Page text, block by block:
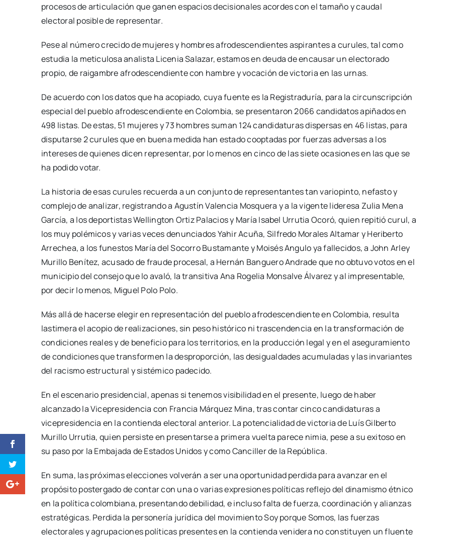
procesos de articulación que ganen espacios decisionales acordes con el tamaño y caudal
electoral posible de representar.
Pese al número crecido de mujeres y hombres afrodescendientes aspirantes a curules, tal como
estudia la meticulosa analista Licenia Salazar, estamos en deuda de encausar un electorado
propio, de raigambre afrodescendiente con hambre y vocación de victoria en las urnas.
De acuerdo con los datos que ha acopiado, cuya fuente es la Registraduría, para la circunscripción
especial del pueblo afrodescendiente en Colombia, se presentaron 2066 candidatos apiñados en
498 listas. De estas, 51 mujeres y 73 hombres suman 124 candidaturas dispersas en 46 listas, para
disputarse 2 curules que en buena medida han estado cooptadas por fuerzas adversas a los
intereses de quienes dicen representar, por lo menos en cinco de las siete ocasiones en las que se
ha podido votar.
La historia de esas curules recuerda a un conjunto de representantes tan variopinto, nefasto y
complejo de analizar, registrando a Agustín Valencia Mosquera y a la vigente lideresa Zulia Mena
García, a los deportistas Wellington Ortiz Palacios y María Isabel Urrutia Ocoró, quien repitió curul, a
los muy polémicos y varias veces denunciados Yahir Acuña, Silfredo Morales Altamar y Heriberto
Arrechea, a los funestos María del Socorro Bustamante y Moisés Angulo ya fallecidos, a John Arley
Murillo Benítez, acusado de fraude procesal, a Hernán Banguero Andrade que no obtuvo votos en el
municipio del consejo que lo avaló, la transitiva Ana Rogelia Monsalve Álvarez y al impresentable,
por decir lo menos, Miguel Polo Polo.
Más allá de hacerse elegir en representación del pueblo afrodescendiente en Colombia, resulta
lastimera el acopio de realizaciones, sin peso histórico ni trascendencia en la transformación de
condiciones reales y de beneficio para los territorios, en la producción legal y en el aseguramiento
de condiciones que transformen la desproporción, las desigualdades acumuladas y las invariantes
del racismo estructural y sistémico padecido.
En el escenario presidencial, apenas si tenemos visibilidad en el presente, luego de haber
alcanzado la Vicepresidencia con Francia Márquez Mina, tras contar cinco candidaturas a
vicepresidencia en la contienda electoral anterior. La potencialidad de victoria de Luís Gilberto
Murillo Urrutia, quien persiste en presentarse a primera vuelta parece nimia, pese a su exitoso en
su paso por la Embajada de Estados Unidos y como Canciller de la República.
En suma, las próximas elecciones volverán a ser una oportunidad perdida para avanzar en el
propósito postergado de contar con una o varias expresiones políticas reflejo del dinamismo étnico
en la política colombiana, presentando debilidad, e incluso falta de fuerza, coordinación y alianzas
estratégicas. Perdida la personería jurídica del movimiento Soy porque Somos, las fuerzas
electorales y agrupaciones políticas presentes en la contienda venidera no constituyen un fluente